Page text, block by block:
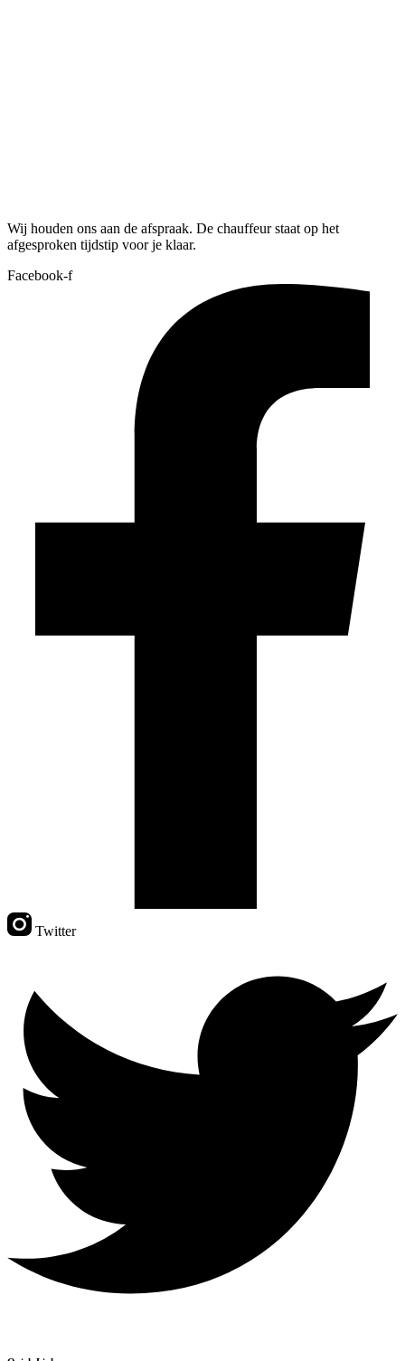
Wij houden ons aan de afspraak. De chauffeur staat op het
afgesproken tijdstip voor je klaar.
Facebook-f
Twitter